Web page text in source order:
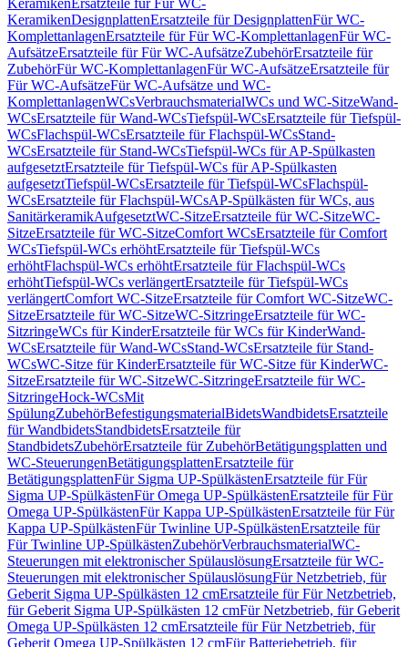
KeramikenErsatzteile für Für WC-
KeramikenDesignplattenErsatzteile für DesignplattenFür WC-
KomplettanlagenErsatzteile für Für WC-KomplettanlagenFür WC-
AufsätzeErsatzteile für Für WC-AufsätzeZubehörErsatzteile für
ZubehörFür WC-KomplettanlagenFür WC-AufsätzeErsatzteile für
Für WC-AufsätzeFür WC-Aufsätze und WC-
KomplettanlagenWCsVerbrauchsmaterialWCs und WC-SitzeWand-
WCsErsatzteile für Wand-WCsTiefspül-WCsErsatzteile für Tiefspül-
WCsFlachspül-WCsErsatzteile für Flachspül-WCsStand-
WCsErsatzteile für Stand-WCsTiefspül-WCs für AP-Spülkasten
aufgesetztErsatzteile für Tiefspül-WCs für AP-Spülkasten
aufgesetztTiefspül-WCsErsatzteile für Tiefspül-WCsFlachspül-
WCsErsatzteile für Flachspül-WCsAP-Spülkästen für WCs, aus
SanitärkeramikAufgesetztWC-SitzeErsatzteile für WC-SitzeWC-
SitzeErsatzteile für WC-SitzeComfort WCsErsatzteile für Comfort
WCsTiefspül-WCs erhöhtErsatzteile für Tiefspül-WCs
erhöhtFlachspül-WCs erhöhtErsatzteile für Flachspül-WCs
erhöhtTiefspül-WCs verlängertErsatzteile für Tiefspül-WCs
verlängertComfort WC-SitzeErsatzteile für Comfort WC-SitzeWC-
SitzeErsatzteile für WC-SitzeWC-SitzringeErsatzteile für WC-
SitzringeWCs für KinderErsatzteile für WCs für KinderWand-
WCsErsatzteile für Wand-WCsStand-WCsErsatzteile für Stand-
WCsWC-Sitze für KinderErsatzteile für WC-Sitze für KinderWC-
SitzeErsatzteile für WC-SitzeWC-SitzringeErsatzteile für WC-
SitzringeHock-WCsMit
SpülungZubehörBefestigungsmaterialBidetsWandbidetsErsatzteile
für WandbidetsStandbidetsErsatzteile für
StandbidetsZubehörErsatzteile für ZubehörBetätigungsplatten und
WC-SteuerungenBetätigungsplattenErsatzteile für
BetätigungsplattenFür Sigma UP-SpülkästenErsatzteile für Für
Sigma UP-SpülkästenFür Omega UP-SpülkästenErsatzteile für Für
Omega UP-SpülkästenFür Kappa UP-SpülkästenErsatzteile für Für
Kappa UP-SpülkästenFür Twinline UP-SpülkästenErsatzteile für
Für Twinline UP-SpülkästenZubehörVerbrauchsmaterialWC-
Steuerungen mit elektronischer SpülauslösungErsatzteile für WC-
Steuerungen mit elektronischer SpülauslösungFür Netzbetrieb, für
Geberit Sigma UP-Spülkästen 12 cmErsatzteile für Für Netzbetrieb,
für Geberit Sigma UP-Spülkästen 12 cmFür Netzbetrieb, für Geberit
Omega UP-Spülkästen 12 cmErsatzteile für Für Netzbetrieb, für
Geberit Omega UP-Spülkästen 12 cmFür Batteriebetrieb, für